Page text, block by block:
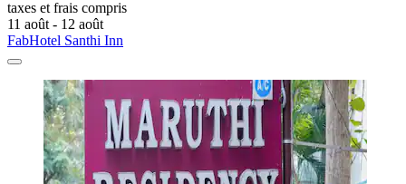
taxes et frais compris
11 août - 12 août
FabHotel Santhi Inn